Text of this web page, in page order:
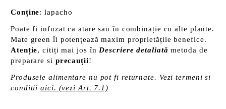
Conține: lapacho
Poate fi infuzat ca atare sau în combinație cu alte plante.
Mate green îi potențează maxim proprietățile benefice.
Atenție, citiți mai jos în Descriere detaliată metoda de
preparare si precauții!
Produsele alimentare nu pot fi returnate. Vezi termeni si
conditiiaici. (vezi Art. 7.1)